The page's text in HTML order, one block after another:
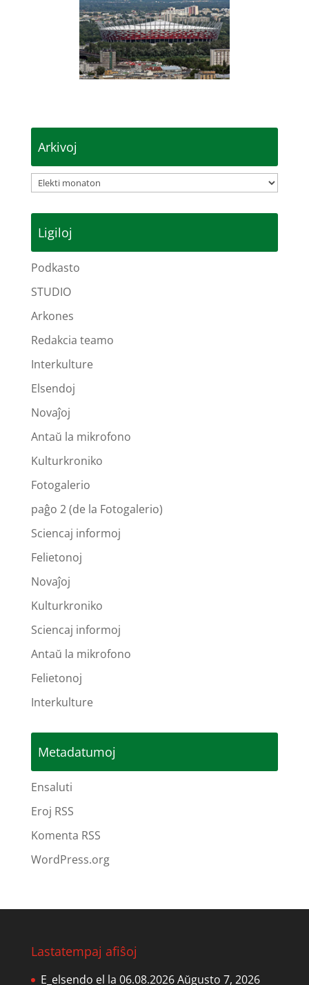
Arkivoj
Arkivoj
Ligiloj
Podkasto
STUDIO
Arkones
Redakcia teamo
Interkulture
Elsendoj
Novaĵoj
Antaŭ la mikrofono
Kulturkroniko
Fotogalerio
paĝo 2 (de la Fotogalerio)
Sciencaj informoj
Felietonoj
Novaĵoj
Kulturkroniko
Sciencaj informoj
Antaŭ la mikrofono
Felietonoj
Interkulture
Metadatumoj
Ensaluti
Eroj RSS
Komenta RSS
WordPress.org
Lastatempaj afiŝoj
E_elsendo el la 06.08.2026Aŭgusto 7, 2026